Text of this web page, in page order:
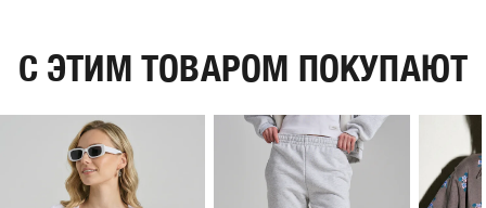
C ЭТИМ ТОВАРОМ ПОКУПАЮТ